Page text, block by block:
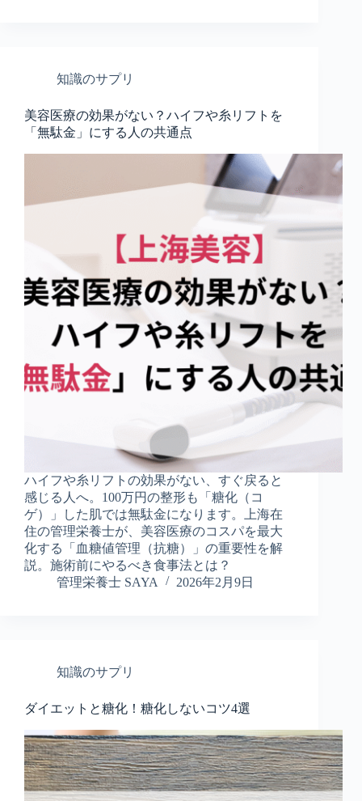
知識のサプリ
美容医療の効果がない？ハイフや糸リフトを
「無駄金」にする人の共通点
ハイフや糸リフトの効果がない、すぐ戻ると
感じる人へ。100万円の整形も「糖化（コ
ゲ）」した肌では無駄金になります。上海在
住の管理栄養士が、美容医療のコスパを最大
化する「血糖値管理（抗糖）」の重要性を解
説。施術前にやるべき食事法とは？
管理栄養士 SAYA
2026年2月9日
知識のサプリ
ダイエットと糖化！糖化しないコツ4選